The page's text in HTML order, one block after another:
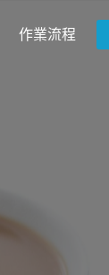
作業流程